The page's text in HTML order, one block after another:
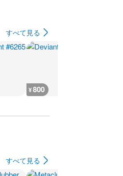
すべて見る
¥800
すべて見る